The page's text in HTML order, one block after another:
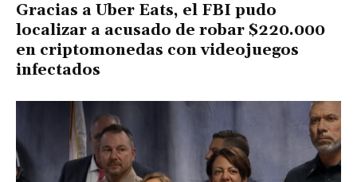
Gracias a Uber Eats, el FBI pudo
localizar a acusado de robar $220.000
en criptomonedas con videojuegos
infectados